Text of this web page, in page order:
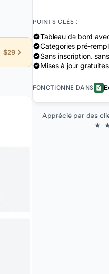
$29
POINTS CLÉS :
Tableau de bord
Catégories pré-
Sans inscription,
Mises à jour
FONCTIONNE DANS
Apprécié par des
★